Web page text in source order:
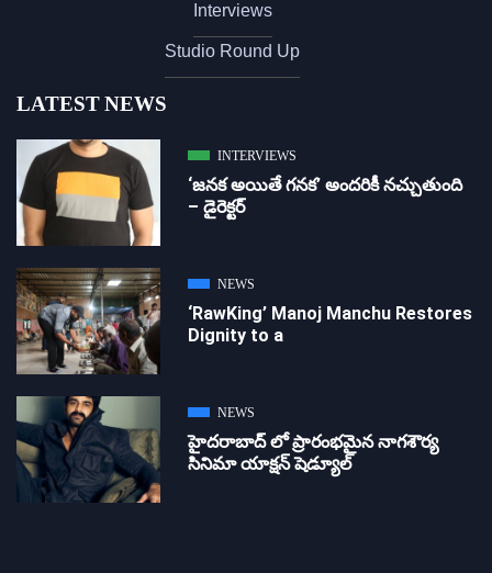
Interviews
Studio Round Up
LATEST NEWS
INTERVIEWS
‘జ‌న‌క అయితే గ‌న‌క‌’ అందరికీ నచ్చుతుంది
– డైరెక్ట‌ర్
NEWS
‘RawKing’ Manoj Manchu Restores
Dignity to a
NEWS
హైదరాబాద్ లో ప్రారంభమైన నాగశౌర్య
సినిమా యాక్షన్ షెడ్యూల్